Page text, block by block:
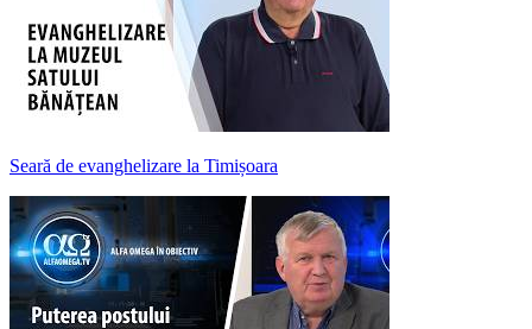
Seară de evanghelizare la Timișoara